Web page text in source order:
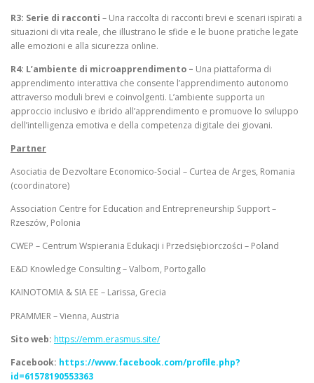
R3: Serie di racconti – Una raccolta di racconti brevi e scenari ispirati a
situazioni di vita reale, che illustrano le sfide e le buone pratiche legate
alle emozioni e alla sicurezza online.
R4: L’ambiente di microapprendimento – Una piattaforma di
apprendimento interattiva che consente l’apprendimento autonomo
attraverso moduli brevi e coinvolgenti. L’ambiente supporta un
approccio inclusivo e ibrido all’apprendimento e promuove lo sviluppo
dell’intelligenza emotiva e della competenza digitale dei giovani.
Partner
Asociatia de Dezvoltare Economico-Social – Curtea de Arges, Romania
(coordinatore)
Association Centre for Education and Entrepreneurship Support –
Rzeszów, Polonia
CWEP – Centrum Wspierania Edukacji i Przedsiębiorczości – Poland
E&D Knowledge Consulting – Valbom, Portogallo
KAINOTOMIA & SIA EE – Larissa, Grecia
PRAMMER – Vienna, Austria
Sito web: https://emm.erasmus.site/
Facebook: https://www.facebook.com/profile.php?
id=61578190553363